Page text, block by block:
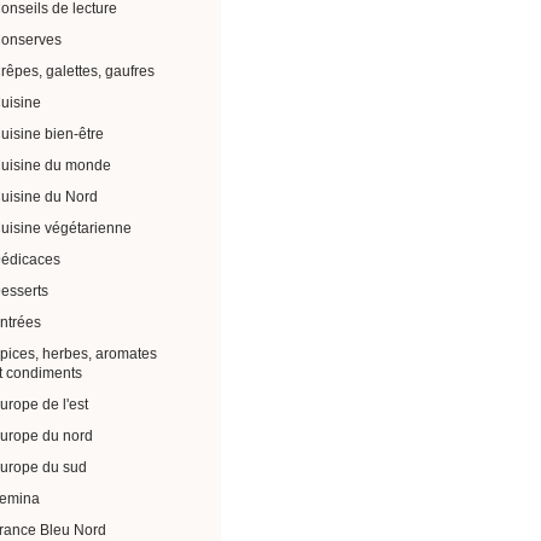
de lecture
galettes, gaufres
bien-être
du monde
du Nord
végétarienne
herbes, aromates
condiments
de l'est
du nord
du sud
Bleu Nord